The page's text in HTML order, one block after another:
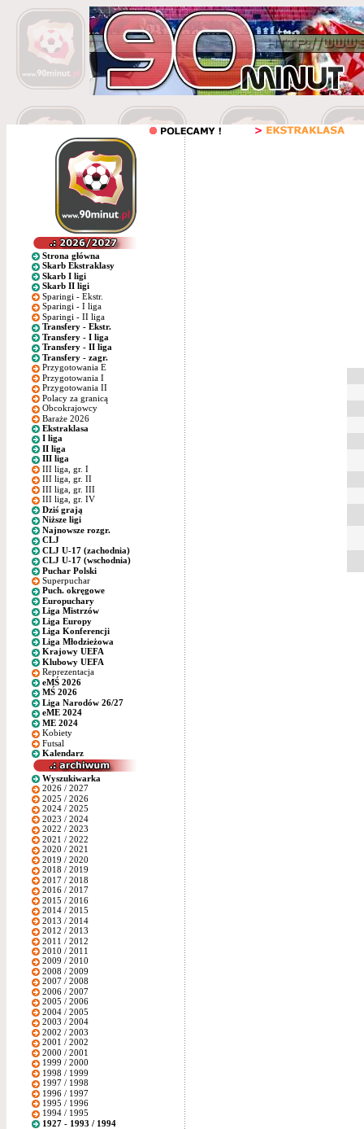
Strona główna
Skarb Ekstraklasy
Skarb I ligi
Skarb II ligi
Sparingi - Ekstr.
Sparingi - I liga
Sparingi - II liga
Transfery - Ekstr.
Transfery - I liga
Transfery - II liga
Transfery - zagr.
Przygotowania E
Przygotowania I
Przygotowania II
Polacy za granicą
Obcokrajowcy
Baraże 2026
Ekstraklasa
I liga
II liga
III liga
III liga, gr. I
III liga, gr. II
III liga, gr. III
III liga, gr. IV
Dziś grają
Niższe ligi
Najnowsze rozgr.
CLJ
CLJ U-17 (zachodnia)
CLJ U-17 (wschodnia)
Puchar Polski
Superpuchar
Puch. okręgowe
Europuchary
Liga Mistrzów
Liga Europy
Liga Konferencji
Liga Młodzieżowa
Krajowy UEFA
Klubowy UEFA
Reprezentacja
eMŚ 2026
MŚ 2026
Liga Narodów 26/27
eME 2024
ME 2024
Kobiety
Futsal
Kalendarz
Wyszukiwarka
2026 / 2027
2025 / 2026
2024 / 2025
2023 / 2024
2022 / 2023
2021 / 2022
2020 / 2021
2019 / 2020
2018 / 2019
2017 / 2018
2016 / 2017
2015 / 2016
2014 / 2015
2013 / 2014
2012 / 2013
2011 / 2012
2010 / 2011
2009 / 2010
2008 / 2009
2007 / 2008
2006 / 2007
2005 / 2006
2004 / 2005
2003 / 2004
2002 / 2003
2001 / 2002
2000 / 2001
1999 / 2000
1998 / 1999
1997 / 1998
1996 / 1997
1995 / 1996
1994 / 1995
1927 - 1993 / 1994